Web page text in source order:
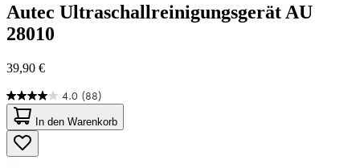
Autec Ultraschallreinigungsgerät AU
28010
39,90 €
4.0 (88)
4.0
von
5
Sternen.
88
In den Warenkorb